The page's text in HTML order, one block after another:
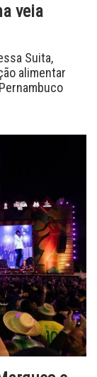
veia
Suita,
alimentar